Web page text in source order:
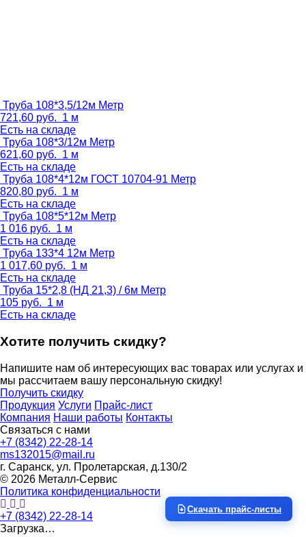
Труба 108*3,5/12м Метр
721,60 руб. 1 м
Есть на складе
Труба 108*3/12м Метр
621,60 руб. 1 м
Есть на складе
Труба 108*4*12м ГОСТ 10704-91 Метр
820,80 руб. 1 м
Есть на складе
Труба 108*5*12м Метр
1 016 руб. 1 м
Есть на складе
Труба 133*4 12м Метр
1 017,60 руб. 1 м
Есть на складе
Труба 15*2,8 (НД 21,3) / 6м Метр
105 руб. 1 м
Есть на складе
Хотите получить скидку?
Напишите нам об интересующих вас товарах или услугах и
мы рассчитаем вашу персональную скидку!
Получить скидку
Продукция Услуги Прайс-лист
Компания Наши работы Контакты
Связаться с нами
+7 (8342) 22-28-14
ms132015@mail.ru
г. Саранск, ул. Пролетарская, д.130/2
© 2026 Металл-Сервис
Политика конфиденциальности
+7 (8342) 22-28-14
Загрузка…
Скачать прайс-листы